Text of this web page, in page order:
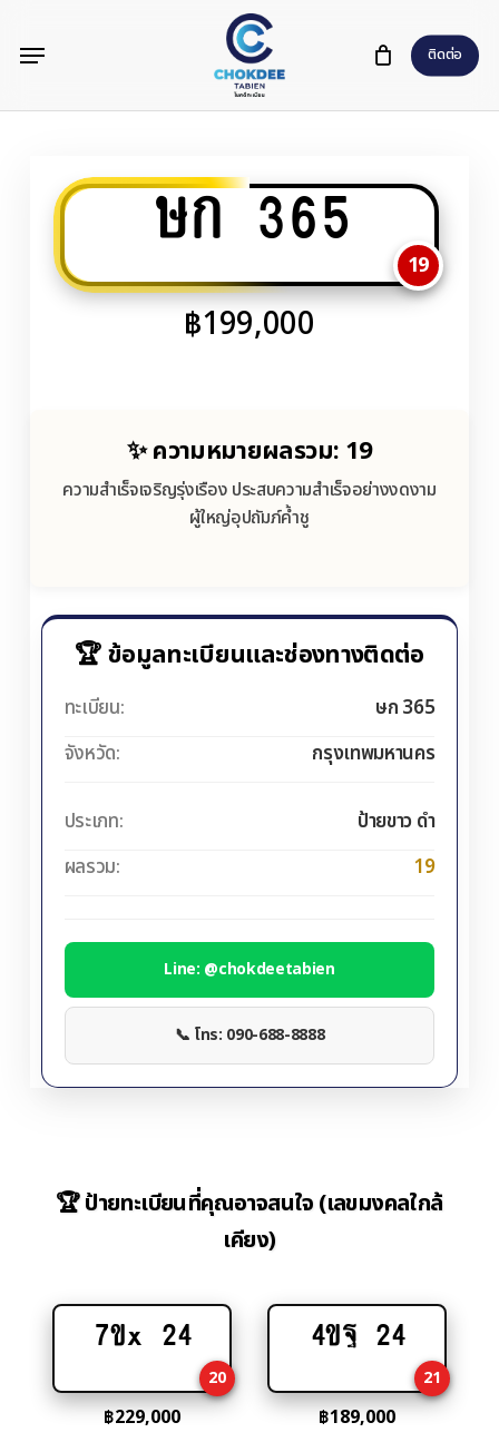
content
ติดต่อ
Menu
ษก 365
19
฿199,000
✨ ความหมายผลรวม: 19
ความสำเร็จเจริญรุ่งเรือง ประสบความสำเร็จอย่างงดงาม
ผู้ใหญ่อุปถัมภ์ค้ำชู
🏆 ข้อมูลทะเบียนและช่องทางติดต่อ
ทะเบียน:
ษก 365
จังหวัด:
กรุงเทพมหานคร
ประเภท:
ป้ายขาว ดำ
ผลรวม:
19
Line: @chokdeetabien
📞 โทร: 090-688-8888
🏆 ป้ายทะเบียนที่คุณอาจสนใจ (เลขมงคลใกล้
เคียง)
Add
cart
7ขx 24
20
฿229,000
Add
cart
4ขฐ 24
21
฿189,000